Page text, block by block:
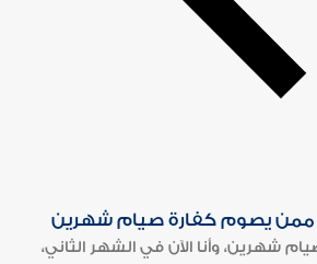
ممن يصوم كفارة صيام شهرين
شهرين، وأنا الآن في الشهر الثاني،